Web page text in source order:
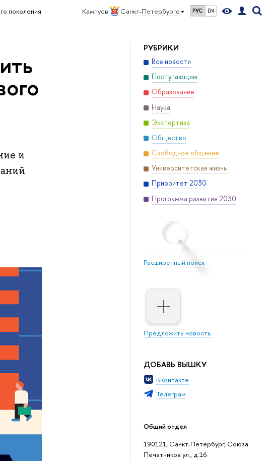
Кампус в Санкт-Петербурге РУС EN
поколения
РУБРИКИ
Все новости
Поступающим
Образование
Наука
Экспертиза
Общество
Свободное общение
Университетская жизнь
Приоритет 2030
Программа развития 2030
Расширенный поиск
Предложить новость
ДОБАВЬ ВЫШКУ
ВКонтакте
Телеграм
Общий отдел
190121, Санкт-Петербург, Союза
Печатников ул., д.16
и